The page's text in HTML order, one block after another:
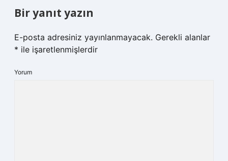
Bir yanıt yazın
E-posta adresiniz yayınlanmayacak. Gerekli alanlar
* ile işaretlenmişlerdir
Yorum